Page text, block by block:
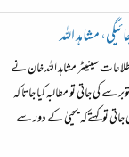
سینیٹر مشاہد اللہ خان نے
جنرل پرویز (ر) مشرف کے خلاف کارروائی اگر 12 اکتوبر سے کی جاتی تو مطالبہ کیا جاتا کہ
تو کہتےکہ یحییٰ کے دور سے